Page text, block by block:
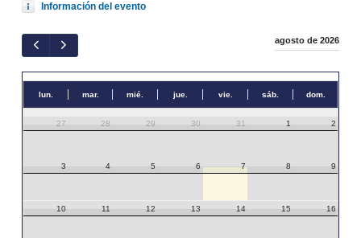
Información del evento
agosto de 2026
lun. mar. mié. jue. vie. sáb. dom.
27 28 29 30 31 1 2
3 4 5 6 7 8 9
10 11 12 13 14 15 16